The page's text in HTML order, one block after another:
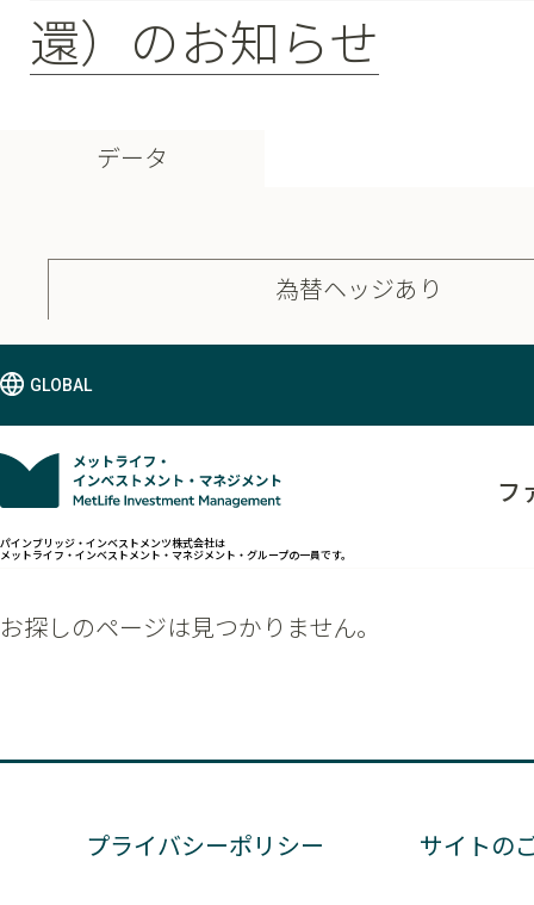
還）のお知らせ
データ
為替ヘッジあり